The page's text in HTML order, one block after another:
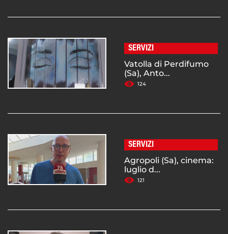
SERVIZI
Vatolla di Perdifumo
(Sa), Anto...
124
SERVIZI
Agropoli (Sa), cinema:
luglio d...
121